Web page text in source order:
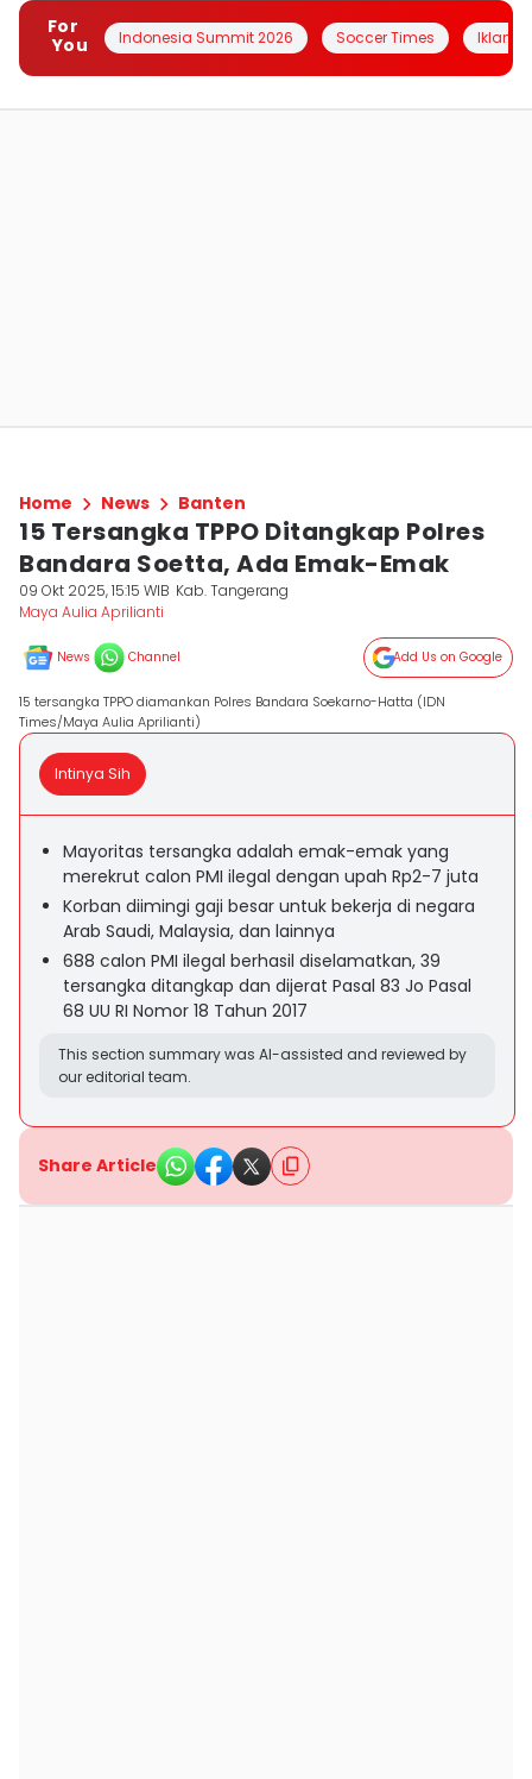
For
You
Indonesia Summit 2026 Soccer Times Iklanin
Home News Banten
15 Tersangka TPPO Ditangkap Polres
Bandara Soetta, Ada Emak-Emak
09 Okt 2025, 15:15 WIB Kab. Tangerang
Maya Aulia Aprilianti
News Channel Add Us on Google
15 tersangka TPPO diamankan Polres Bandara Soekarno-Hatta (IDN
Times/Maya Aulia Aprilianti)
Intinya Sih
Mayoritas tersangka adalah emak-emak yang
merekrut calon PMI ilegal dengan upah Rp2-7 juta
Korban diimingi gaji besar untuk bekerja di negara
Arab Saudi, Malaysia, dan lainnya
688 calon PMI ilegal berhasil diselamatkan, 39
tersangka ditangkap dan dijerat Pasal 83 Jo Pasal
68 UU RI Nomor 18 Tahun 2017
This section summary was AI-assisted and reviewed by
our editorial team.
Share Article